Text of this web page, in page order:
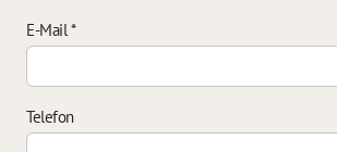
E-Mail*
Telefon